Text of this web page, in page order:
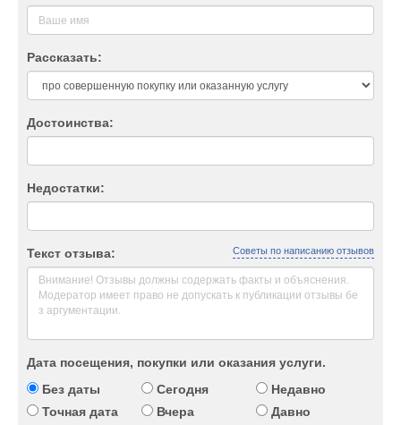
Рассказать:
Достоинства:
Недостатки:
Текст отзыва: Советы по написанию отзывов
Дата посещения, покупки или оказания услуги.
Без даты
Сегодня
Недавно
Точная дата
Вчера Давно